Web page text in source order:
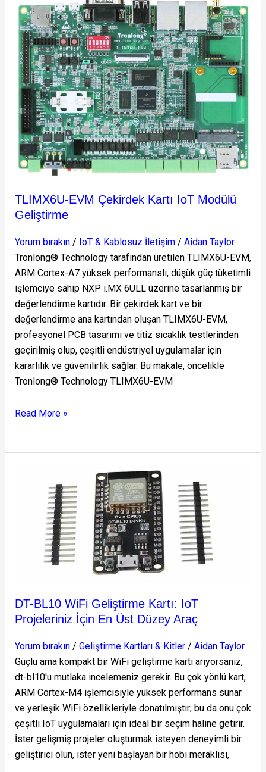
TLIMX6U-EVM Çekirdek Kartı IoT Modülü
Geliştirme
Yorum bırakın / IoT & Kablosuz İletişim/ Aidan Taylor
Tronlong® Technology tarafından üretilen TLIMX6U-EVM,
ARM Cortex-A7 yüksek performanslı, düşük güç tüketimli
işlemciye sahip NXP i.MX 6ULL üzerine tasarlanmış bir
değerlendirme kartıdır. Bir çekirdek kart ve bir
değerlendirme ana kartından oluşan TLIMX6U-EVM,
profesyonel PCB tasarımı ve titiz sıcaklık testlerinden
geçirilmiş olup, çeşitli endüstriyel uygulamalar için
kararlılık ve güvenilirlik sağlar. Bu makale, öncelikle
Tronlong® Technology TLIMX6U-EVM
EVM
Çekirdek
Kartı
IoT
Modülü
Geliştirme
Read More »
DT-BL10 WiFi Geliştirme Kartı: IoT
Projeleriniz İçin En Üst Düzey Araç
Yorum bırakın / Geliştirme Kartları & Kitler/ Aidan Taylor
Güçlü ama kompakt bir WiFi geliştirme kartı arıyorsanız,
dt-bl10'u mutlaka incelemeniz gerekir. Bu çok yönlü kart,
ARM Cortex-M4 işlemcisiyle yüksek performans sunar
ve yerleşik WiFi özellikleriyle donatılmıştır; bu da onu çok
çeşitli IoT uygulamaları için ideal bir seçim haline getirir.
İster gelişmiş projeler oluşturmak isteyen deneyimli bir
geliştirici olun, ister yeni başlayan bir hobi meraklısı,
Geliştirme
Projeleriniz
En
Üst
Düzey
Araç